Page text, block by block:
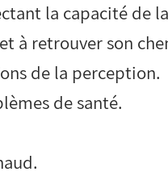
la capacité de
à retrouver son
de la perception.
de santé.